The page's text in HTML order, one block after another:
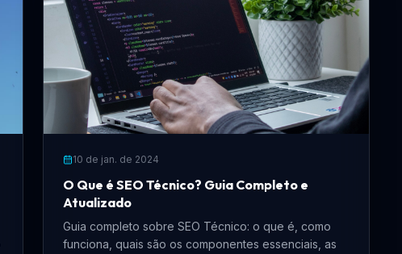
10 de jan. de 2024
O Que é SEO Técnico? Guia Completo e
Atualizado
Guia completo sobre SEO Técnico: o que é, como
funciona, quais são os componentes essenciais, as